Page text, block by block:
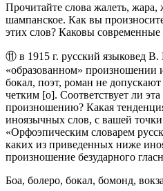
Прочитайте слова жалеть,
шампанское. Как вы
этих слов? Каковы
⑪ в 1915 г. русский языковед
«образованном» произношении
бокал, поэт, роман не допускают
четким [о]. Соответствует ли
произношению? Какая
иноязычных слов, с вашей
«Орфоэпическим словарем
каких из приведенных ниже
произношение безударного
Боа, болеро, бокал, бомонд,